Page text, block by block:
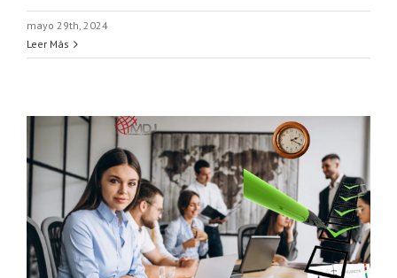
mayo 29th, 2024
Leer Más